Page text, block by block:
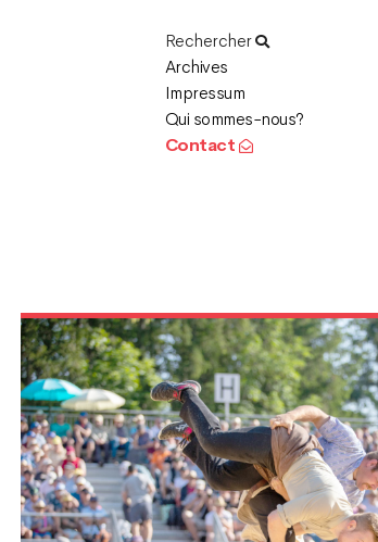
Rechercher
Archives
Impressum
Qui sommes-nous?
Contact